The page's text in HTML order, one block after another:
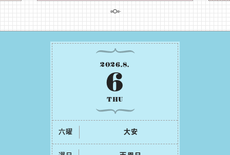
2026.8.
6
THU
六曜 ⼤安